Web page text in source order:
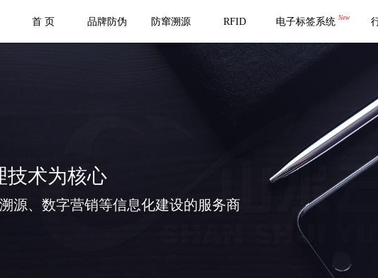
首 页
品牌防伪 防窜溯源 RFID 电子标签系统 New
技术为核心
源、数字营销等信息化建设的服务商